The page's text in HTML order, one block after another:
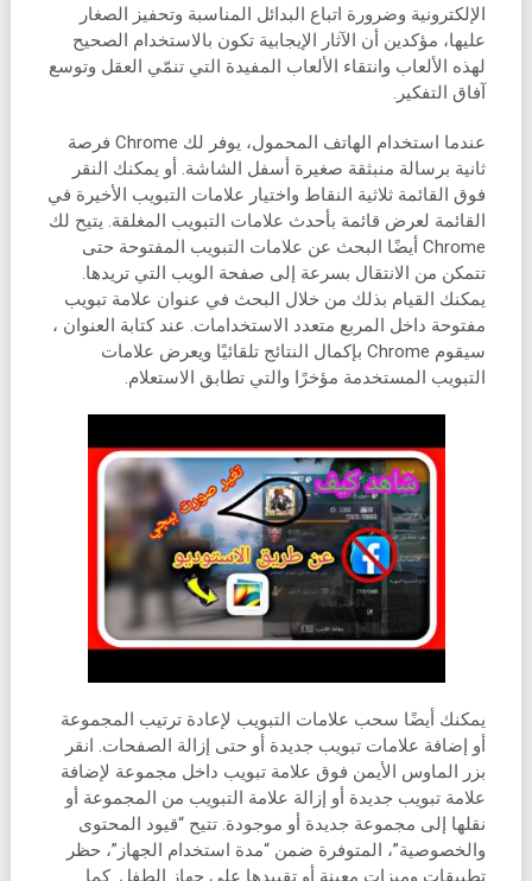
الإلكترونية وضرورة اتباع البدائل المناسبة وتحفيز الصغار
عليها، مؤكدين أن الآثار الإيجابية تكون بالاستخدام الصحيح
لهذه الألعاب وانتقاء الألعاب المفيدة التي تنمّي العقل وتوسع
آفاق التفكير.
عندما استخدام الهاتف المحمول، يوفر لك Chrome فرصة
ثانية برسالة منبثقة صغيرة أسفل الشاشة. أو يمكنك النقر
فوق القائمة ثلاثية النقاط واختيار علامات التبويب الأخيرة في
القائمة لعرض قائمة بأحدث علامات التبويب المغلقة. يتيح لك
Chrome أيضًا البحث عن علامات التبويب المفتوحة حتى
تتمكن من الانتقال بسرعة إلى صفحة الويب التي تريدها.
يمكنك القيام بذلك من خلال البحث في عنوان علامة تبويب
مفتوحة داخل المربع متعدد الاستخدامات. عند كتابة العنوان ،
سيقوم Chrome بإكمال النتائج تلقائيًا ويعرض علامات
التبويب المستخدمة مؤخرًا والتي تطابق الاستعلام.
يمكنك أيضًا سحب علامات التبويب لإعادة ترتيب المجموعة
أو إضافة علامات تبويب جديدة أو حتى إزالة الصفحات. انقر
بزر الماوس الأيمن فوق علامة تبويب داخل مجموعة لإضافة
علامة تبويب جديدة أو إزالة علامة التبويب من المجموعة أو
نقلها إلى مجموعة جديدة أو موجودة. تتيح “قيود المحتوى
والخصوصية”، المتوفرة ضمن “مدة استخدام الجهاز”، حظر
تطبيقات وميزات معينة أو تقييدها على جهاز الطفل. كما